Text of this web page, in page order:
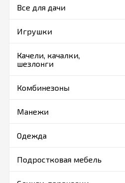
Все для дачи
Игрушки
Качели, качалки,
шезлонги
Комбинезоны
Манежи
Одежда
Подростковая мебель